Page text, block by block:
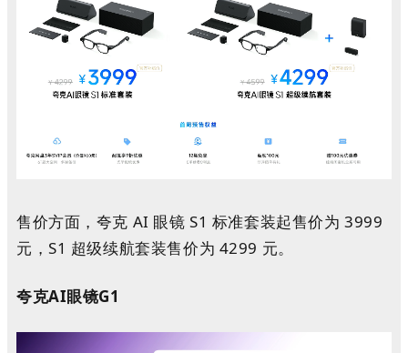
售价方面，夸克 AI 眼镜 S1 标准套装起售价为 3999
元，S1 超级续航套装售价为 4299 元。
夸克AI眼镜G1